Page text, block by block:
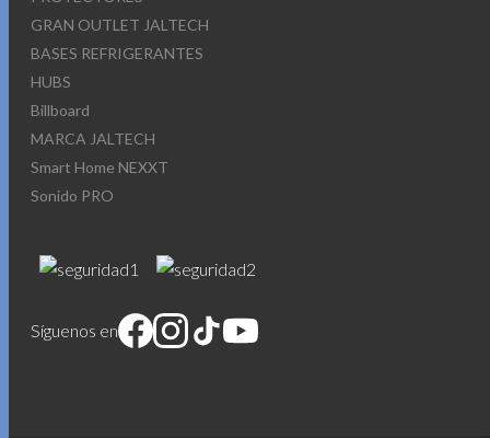
GRAN OUTLET JALTECH
BASES REFRIGERANTES
HUBS
Billboard
MARCA JALTECH
Smart Home NEXXT
Sonido PRO
Síguenos en